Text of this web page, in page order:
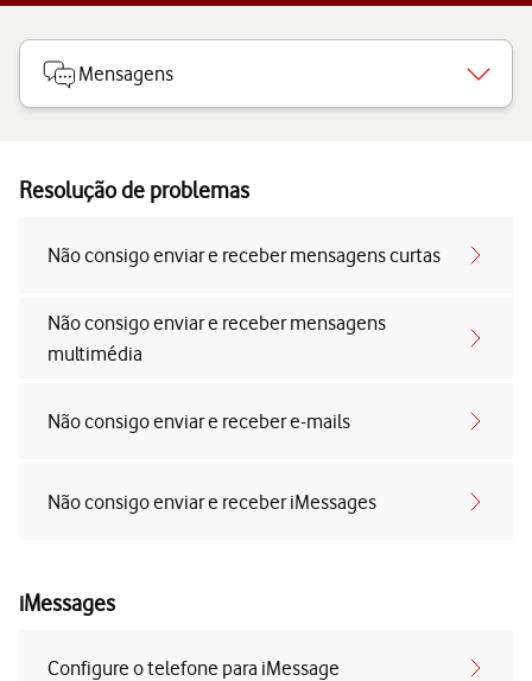
Mensagens
Resolução de problemas
Não consigo enviar e receber mensagens curtas
Não consigo enviar e receber mensagens
multimédia
Não consigo enviar e receber e-mails
Não consigo enviar e receber iMessages
iMessages
Configure o telefone para iMessage